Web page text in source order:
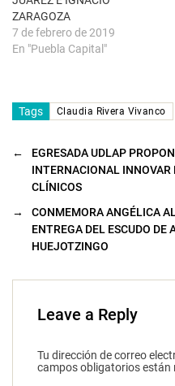
)
ZARAGOZA
7 de febrero de 2019
En "Puebla Capital"
Tags Claudia Rivera Vivanco
←
EGRESADA UDLAP
INTERNACIONAL INNOVAR
CLÍNICOS
→
CONMEMORA ANGÉLICA
ENTREGA DEL ESCUDO DE
HUEJOTZINGO
Leave a Reply
Tu dirección de correo
campos obligatorios están